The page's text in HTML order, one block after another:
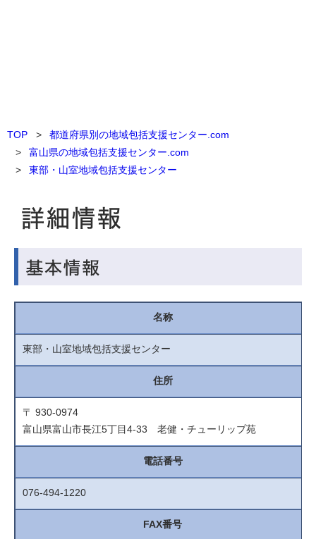
TOP
都道府県別の地域包括支援センター.com
富山県の地域包括支援センター.com
東部・山室地域包括支援センター
名称
東部・山室地域包括支援センター
住所
〒 930-0974
富山県富山市長江5丁目4-33 老健・チューリップ苑
電話番号
076-494-1220
FAX番号